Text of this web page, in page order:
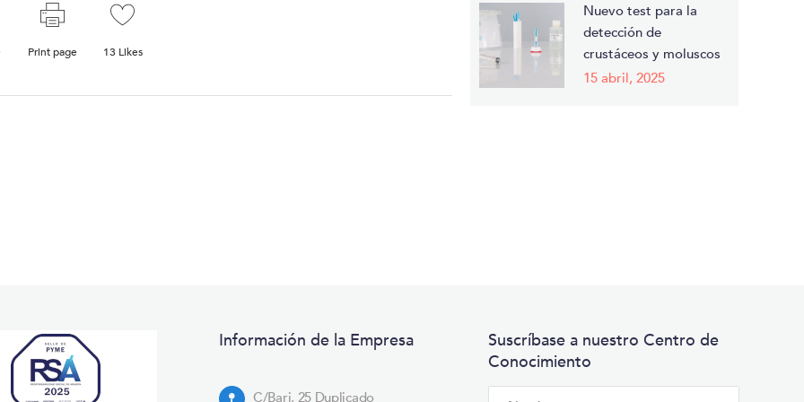
Print page 13 Likes
Nuevo test para la
detección de
crustáceos y moluscos
15 abril, 2025
Información de la Empresa
C/Bari, 25 Duplicado
Suscríbase a nuestro Centro de
Conocimiento